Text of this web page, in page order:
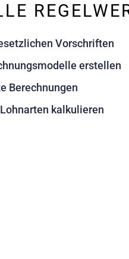
Vorschriften
erstellen
Berechnungen
kalkulieren